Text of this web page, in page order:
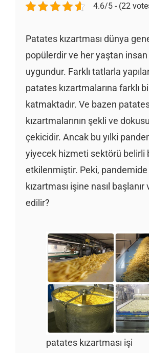
4.6/5 - (22
Patates kızartması dünya
popülerdir ve her yaştan insan
uygundur. Farklı tatlarla
patates kızartmalarına farklı
katmaktadır. Ve bazen
kızartmalarının şekli ve
çekicidir. Ancak bu yılki
yiyecek hizmeti sektörü belirli
etkilenmiştir. Peki,
kızartması işine nasıl
edilir?
patates kızartması işi